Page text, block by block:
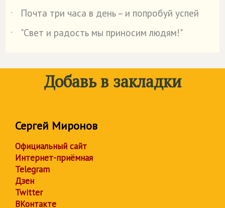
˙
Почта три часа в день – и попробуй успей
˙
"Свет и радость мы приносим людям!"
Добавь в закладки
Сергей Миронов
Официальный сайт
Интернет-приёмная
Telegram
Дзен
Twitter
ВКонтакте